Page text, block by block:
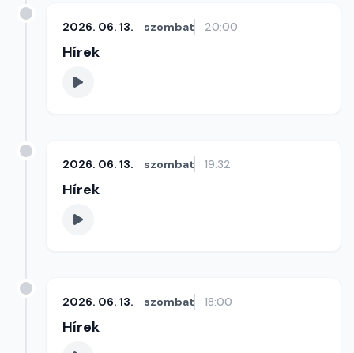
2026. 06. 13. szombat 20:00
Hírek
2026. 06. 13. szombat 19:32
Hírek
2026. 06. 13. szombat 18:00
Hírek